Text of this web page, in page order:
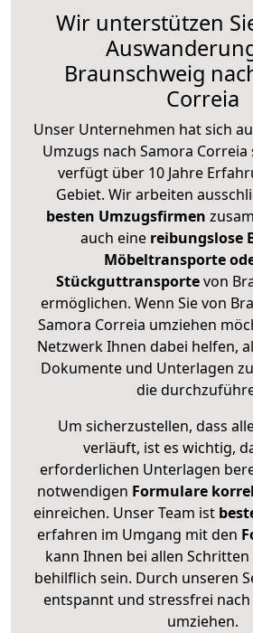
Wir unterstützen
Braunschweig
Correia
Unser Unternehmen hat sich
Umzugs nach Samora
verfügt über 10 Jahre
Gebiet. Wir arbeiten
besten Umzugsfirmen
auch eine reibungslose
Möbeltransporte
Stückguttransportevon
ermöglichen. Wenn Sie von
Samora Correia umziehen
Netzwerk Ihnen dabei helfen,
Dokumente und Unterlagen
die
Um sicherzustellen, dass
verläuft, ist es wichtig,
erforderlichen Unterlagen
notwendigen Formulare
einreichen. Unser Team ist
erfahren im Umgang mit den
kann Ihnen bei allen
behilflich sein. Durch unseren
entspannt und stressfrei nach
umziehen.